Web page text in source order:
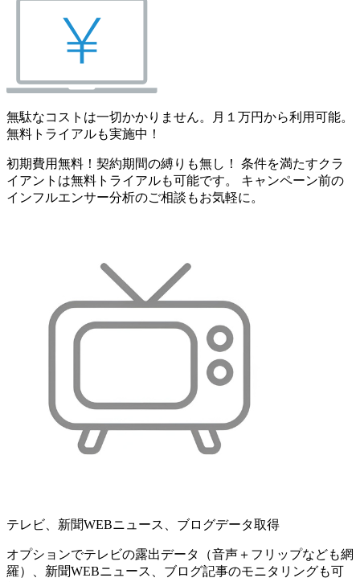
無駄なコストは一切かかりません。月１万円から利用可能。
無料トライアルも実施中！
初期費用無料！契約期間の縛りも無し！ 条件を満たすクラ
イアントは無料トライアルも可能です。 キャンペーン前の
インフルエンサー分析のご相談もお気軽に。
テレビ、新聞WEBニュース、ブログデータ取得
オプションでテレビの露出データ（音声＋フリップなども網
羅）、新聞WEBニュース、ブログ記事のモニタリングも可